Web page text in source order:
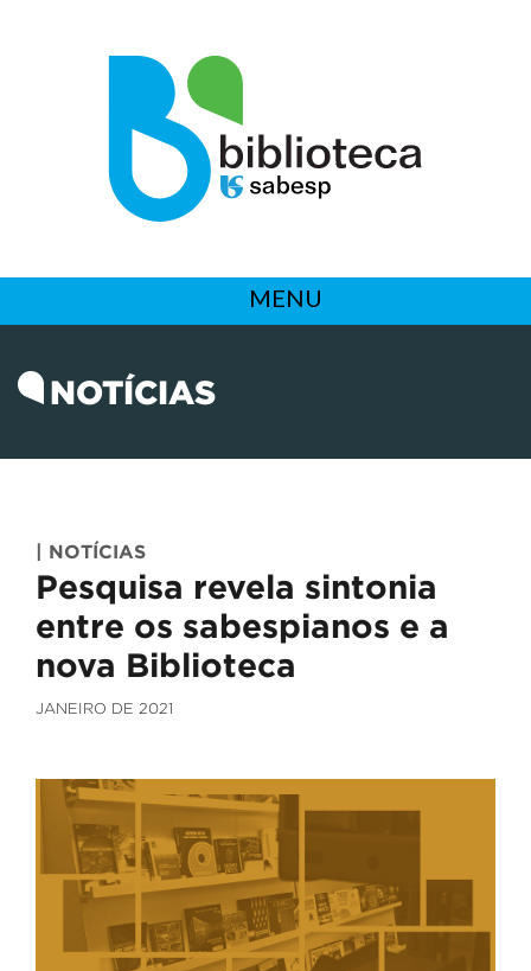
MENU
NOTÍCIAS
| NOTÍCIAS
Pesquisa revela sintonia
entre os sabespianos e a
nova Biblioteca
JANEIRO DE 2021